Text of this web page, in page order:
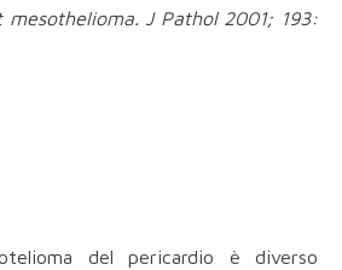
mesothelioma. J Pathol 2001; 193:
del pericardio è diverso